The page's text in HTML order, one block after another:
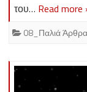
του… Read more
08_Παλιά Άρθρα